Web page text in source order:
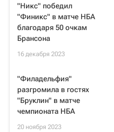
"Никс" победил
"Финикс" в матче НБА
благодаря 50 очкам
Брансона
16 декабря 2023
"Филадельфия"
разгромила в гостях
"Бруклин" в матче
чемпионата НБА
20 ноября 2023